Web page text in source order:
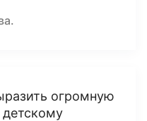
огромную
детскому